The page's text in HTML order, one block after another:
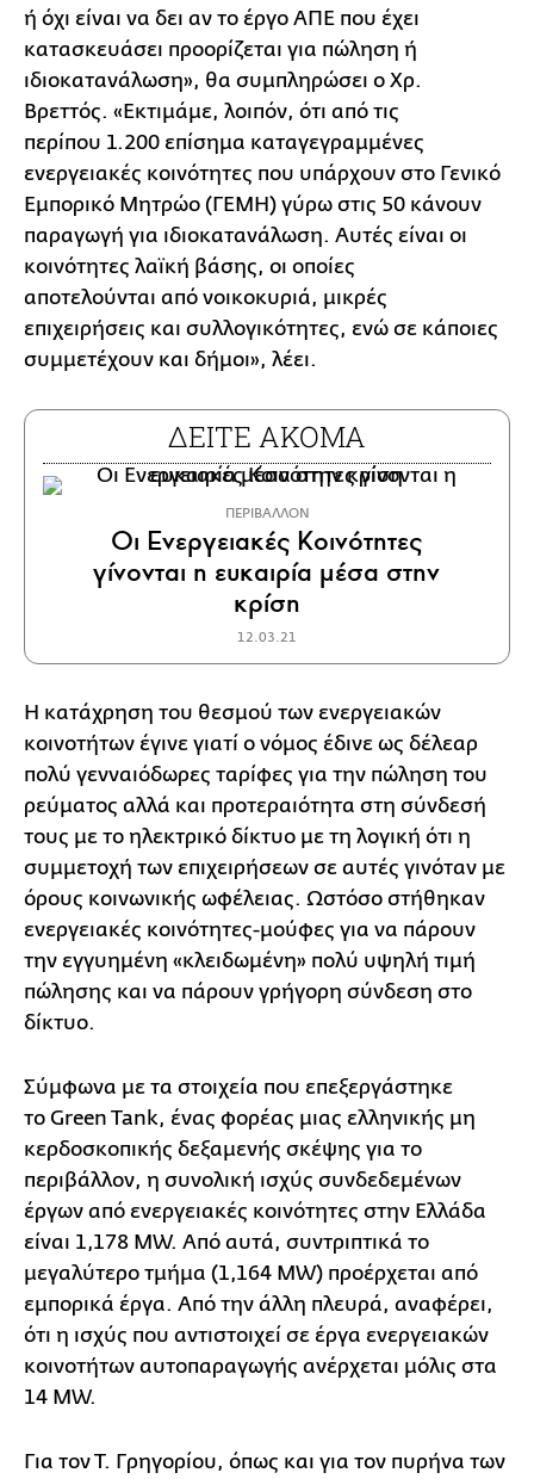
ή όχι είναι να δει αν το έργο ΑΠΕ που έχει
κατασκευάσει προορίζεται για πώληση ή
ιδιοκατανάλωση», θα συμπληρώσει ο Χρ.
Βρεττός. «Εκτιμάμε, λοιπόν, ότι από τις
περίπου 1.200 επίσημα καταγεγραμμένες
ενεργειακές κοινότητες που υπάρχουν στο Γενικό
Εμπορικό Μητρώο (ΓΕΜΗ) γύρω στις 50 κάνουν
παραγωγή για ιδιοκατανάλωση. Αυτές είναι οι
κοινότητες λαϊκή βάσης, οι οποίες
αποτελούνται από νοικοκυριά, μικρές
επιχειρήσεις και συλλογικότητες, ενώ σε κάποιες
συμμετέχουν και δήμοι», λέει.
ΔΕΙΤΕ ΑΚΟΜΑ
ΠΕΡΙΒΑΛΛΟΝ
Οι Ενεργειακές Κοινότητες
γίνονται η ευκαιρία μέσα στην
κρίση
12.03.21
Η κατάχρηση του θεσμού των ενεργειακών
κοινοτήτων έγινε γιατί ο νόμος έδινε ως δέλεαρ
πολύ γενναιόδωρες ταρίφες για την πώληση του
ρεύματος αλλά και προτεραιότητα στη σύνδεσή
τους με το ηλεκτρικό δίκτυο με τη λογική ότι η
συμμετοχή των επιχειρήσεων σε αυτές γινόταν με
όρους κοινωνικής ωφέλειας. Ωστόσο στήθηκαν
ενεργειακές κοινότητες-μούφες για να πάρουν
την εγγυημένη «κλειδωμένη» πολύ υψηλή τιμή
πώλησης και να πάρουν γρήγορη σύνδεση στο
δίκτυο.
Σύμφωνα με τα στοιχεία που επεξεργάστηκε
το Green Tank, ένας φορέας μιας ελληνικής μη
κερδοσκοπικής δεξαμενής σκέψης για το
περιβάλλον, η συνολική ισχύς συνδεδεμένων
έργων από ενεργειακές κοινότητες στην Ελλάδα
είναι 1,178 ΜW. Από αυτά, συντριπτικά το
μεγαλύτερο τμήμα (1,164 ΜW) προέρχεται από
εμπορικά έργα. Από την άλλη πλευρά, αναφέρει,
ότι η ισχύς που αντιστοιχεί σε έργα ενεργειακών
κοινοτήτων αυτοπαραγωγής ανέρχεται μόλις στα
14 MW.
Για τον Τ. Γρηγορίου, όπως και για τον πυρήνα των